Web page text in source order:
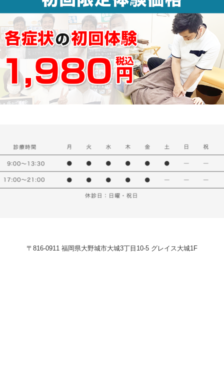
〒816-0911 福岡県大野城市大城3丁目10-5 グレイス大城1F